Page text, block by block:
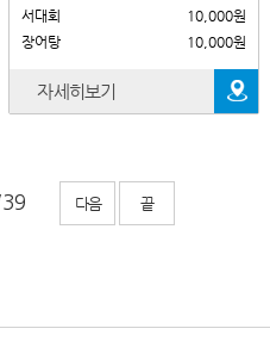
서대회
10,000원
장어탕
10,000원
자세히보기
다음 끝